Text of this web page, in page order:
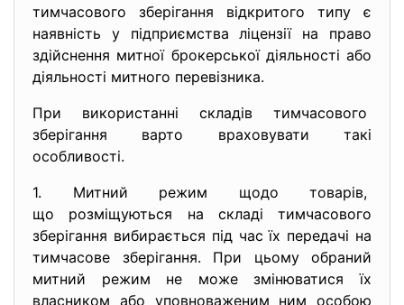
тимчасового зберігання відкритого типу є
наявність у підприємства ліцензії на право
здійснення митної брокерської діяльності або
діяльності митного перевізника.
При використанні складів тимчасового
зберігання варто враховувати такі
особливості.
1. Митний режим щодо товарів,
що розміщуються на складі тимчасового
зберігання вибирається під час їх передачі на
тимчасове зберігання. При цьому обраний
митний режим не може змінюватися їх
власником або уповноваженим ним особою